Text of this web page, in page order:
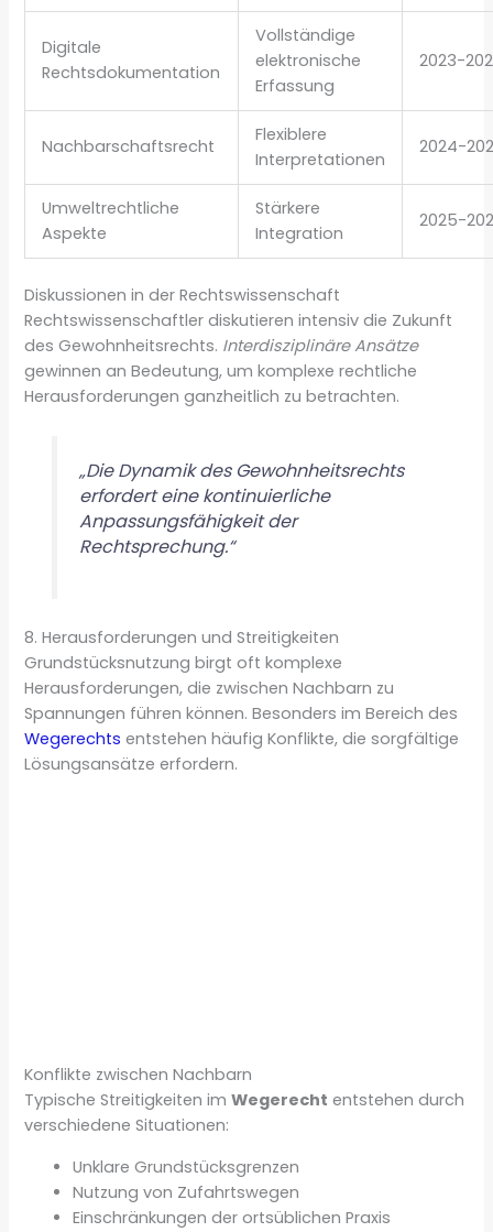
Digitale
Rechtsdokumentation
Vollständige
elektronische
Erfassung
2023-
Nachbarschaftsrecht
Flexiblere
Interpretationen
2024-
Umweltrechtliche
Aspekte
Stärkere
Integration
2025-
Diskussionen in der Rechtswissenschaft
Rechtswissenschaftler diskutieren intensiv die Zukunft
des Gewohnheitsrechts. Interdisziplinäre Ansätze
gewinnen an Bedeutung, um komplexe rechtliche
Herausforderungen ganzheitlich zu betrachten.
„Die Dynamik des Gewohnheitsrechts
erfordert eine kontinuierliche
Anpassungsfähigkeit der
Rechtsprechung.“
8. Herausforderungen und Streitigkeiten
Grundstücksnutzung birgt oft komplexe
Herausforderungen, die zwischen Nachbarn zu
Spannungen führen können. Besonders im Bereich des
Wegerechts entstehen häufig Konflikte, die sorgfältige
Lösungsansätze erfordern.
Konflikte zwischen Nachbarn
Typische Streitigkeiten imWegerecht entstehen durch
verschiedene Situationen:
Unklare Grundstücksgrenzen
Nutzung von Zufahrtswegen
Einschränkungen der ortsüblichen Praxis